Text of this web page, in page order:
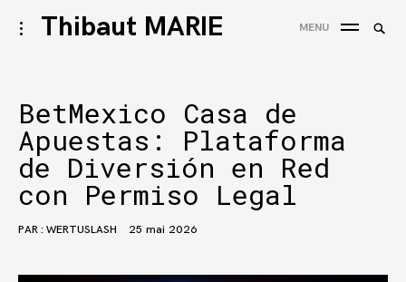
Accéder
au
Thibaut MARIE
activer/désactiver
latérale
MENU
BetMexico Casa de
Apuestas: Plataforma
de Diversión en Red
con Permiso Legal
PAR : WERTUSLASH 25 mai 2026